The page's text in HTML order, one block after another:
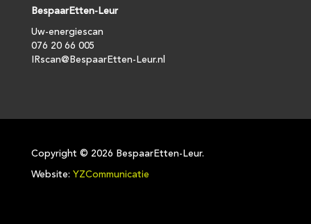
BespaarEtten-Leur
Uw-energiescan
076 20 66 005
IRscan@BespaarEtten-Leur.nl
Copyright © 2026 BespaarEtten-Leur.
Website: YZCommunicatie